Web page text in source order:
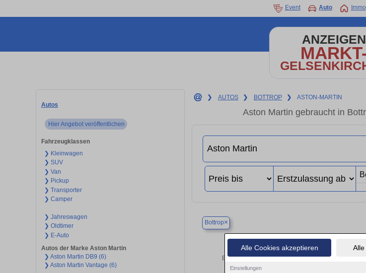
Alle Cookies akzeptieren
Einstellungen
Event Auto Immo
ANZEIGEN
Autos
Hier Angebot veröffentlichen
Fahrzeugklassen
❯ Kleinwagen
❯ SUV
❯ Van
❯ Pickup
❯ Transporter
❯ Camper
❯ Jahreswagen
❯ Oldtimer
❯ E-Auto
Autos der Marke Aston Martin
❯ Aston Martin DB9 (6)
❯ Aston Martin Vantage (6)
❯ AUTOS ❯ BOTTROP ❯ ASTON-MARTIN
Aston Martin gebraucht in
Bottrop×
Finden Sie in Bottrop Ihren
Entdecken Sie in Bottrop gebrauchte Aston Martin